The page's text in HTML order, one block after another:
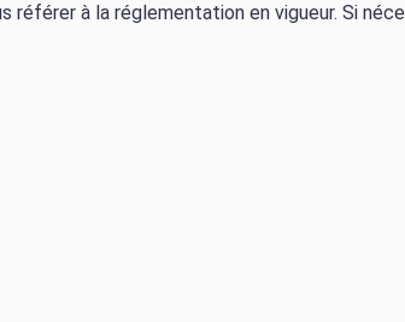
référer à la réglementation en vigueur. Si